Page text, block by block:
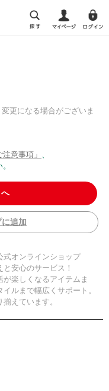
更になる場合がございま
意事項」 、
追加
式オンラインショップ
安心のサービス！
が楽しくなるアイテムま
ルまで幅広くサポート。
えています。